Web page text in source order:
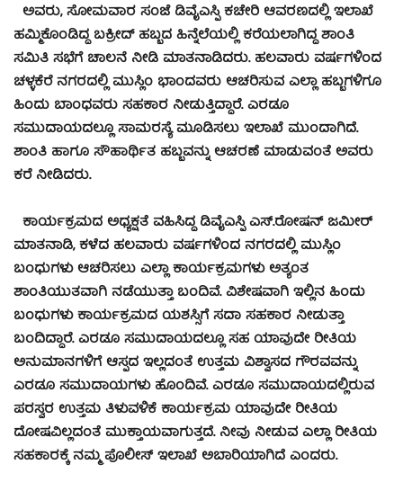
ಅವರು, ಸೋಮವಾರ ಸಂಜೆ ಡಿವೈಎಸ್ಪಿ ಕಚೇರಿ ಆವರಣದಲ್ಲಿ ಇಲಾಖೆ
ಹಮ್ಮಿಕೊಂಡಿದ್ದ ಬಕ್ರೀದ್ ಹಬ್ಬದ ಹಿನ್ನೆಲೆಯಲ್ಲಿ ಕರೆಯಲಾಗಿದ್ದ ಶಾಂತಿ
ಸಮಿತಿ ಸಭೆಗೆ ಚಾಲನೆ ನೀಡಿ ಮಾತನಾಡಿದರು. ಹಲವಾರು ವರ್ಷಗಳಿಂದ
ಚಳ್ಳಕೆರೆ ನಗರದಲ್ಲಿ ಮುಸ್ಲಿಂ ಭಾಂದವರು ಆಚರಿಸುವ ಎಲ್ಲಾ ಹಬ್ಬಗಳಿಗೂ
ಹಿಂದು ಬಾಂಧವರು ಸಹಕಾರ ನೀಡುತ್ತಿದ್ಧಾರೆ. ಎರಡೂ
ಸಮುದಾಯದಲ್ಲೂ ಸಾಮರಸ್ಯೆ ಮೂಡಿಸಲು ಇಲಾಖೆ ಮುಂದಾಗಿದೆ.
ಶಾಂತಿ ಹಾಗೂ ಸೌಹಾರ್ಥಿತ ಹಬ್ಬವನ್ನು ಆಚರಣೆ ಮಾಡುವಂತೆ ಅವರು
ಕರೆ ನೀಡಿದರು.
ಕಾರ್ಯಕ್ರಮದ ಅಧ್ಯಕ್ಷತೆ ವಹಿಸಿದ್ದ ಡಿವೈಎಸ್ಪಿ ಎಸ್.ರೋಷನ್ ಜಮೀರ್
ಮಾತನಾಡಿ, ಕಳೆದ ಹಲವಾರು ವರ್ಷಗಳಿಂದ ನಗರದಲ್ಲಿ ಮುಸ್ಲಿಂ
ಬಂಧುಗಳು ಆಚರಿಸಲು ಎಲ್ಲಾ ಕಾರ್ಯಕ್ರಮಗಳು ಅತ್ಯಂತ
ಶಾಂತಿಯುತವಾಗಿ ನಡೆಯುತ್ತಾ ಬಂದಿವೆ. ವಿಶೇಷವಾಗಿ ಇಲ್ಲಿನ ಹಿಂದು
ಬಂಧುಗಳು ಕಾರ್ಯಕ್ರಮದ ಯಶಸ್ಸಿಗೆ ಸದಾ ಸಹಕಾರ ನೀಡುತ್ತಾ
ಬಂದಿದ್ಧಾರೆ. ಎರಡೂ ಸಮುದಾಯದಲ್ಲೂ ಸಹ ಯಾವುದೇ ರೀತಿಯ
ಅನುಮಾನಗಳಿಗೆ ಆಸ್ಪದ ಇಲ್ಲದಂತೆ ಉತ್ತಮ ವಿಶ್ವಾಸದ ಗೌರವವನ್ನು
ಎರಡೂ ಸಮುದಾಯಗಳು ಹೊಂದಿವೆ. ಎರಡೂ ಸಮುದಾಯದಲ್ಲಿರುವ
ಪರಸ್ವರ ಉತ್ತಮ ತಿಳುವಳಿಕೆ ಕಾರ್ಯಕ್ರಮ ಯಾವುದೇ ರೀತಿಯ
ದೋಷವಿಲ್ಲದಂತೆ ಮುಕ್ತಾಯವಾಗುತ್ತದೆ. ನೀವು ನೀಡುವ ಎಲ್ಲಾ ರೀತಿಯ
ಸಹಕಾರಕ್ಕೆ ನಮ್ಮ ಪೊಲೀಸ್ ಇಲಾಖೆ ಅಬಾರಿಯಾಗಿದೆ ಎಂದರು.